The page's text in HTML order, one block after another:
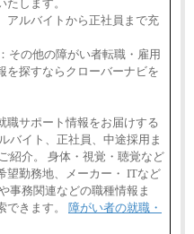
します。
アルバイトから正社員まで充
その他の障がい者転職・雇用
を探すならクローバーナビを
職サポート情報をお届けする
バイト、正社員、中途採用ま
紹介。 身体・視覚・聴覚など
望勤務地、メーカー・ ITなど
事務関連などの職種情報ま
できます。 障がい者の就職・